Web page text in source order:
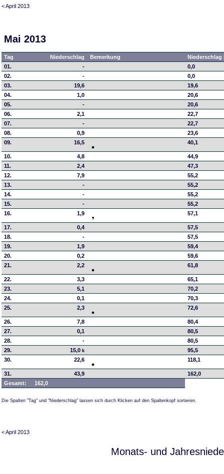
< April 2013
Mai 2013
Tag Niederschlag Bemerkung
01.
-
0,0
02.
-
0,0
03.
19,6
19,6
04.
1,0
20,6
05.
-
20,6
06.
2,1
22,7
07.
-
22,7
08.
0,9
23,6
09.
16,5 40,1
10. 4,8
44,9
11.
2,4
47,3
12.
7,9
55,2
13.
-
55,2
14.
-
55,2
15.
-
55,2
16.
1,9 57,1
17. 0,4
57,5
18.
-
57,5
19.
1,9
59,4
20.
0,2
59,6
21.
2,2 61,8
22. 3,3
65,1
23.
5,1
70,2
24.
0,1
70,3
25.
2,3 72,6
26. 7,8
80,4
27.
0,1
80,5
28.
-
80,5
29.
15,0k
95,5
30.
22,6 118,1
31. 43,9
162,0
Gesamt:
162,0
Die Spalten "Tag" und "Niederschlag" lassen sich durch Klicken auf den Spaltenkopf sortieren.
< April 2013
Monats- und